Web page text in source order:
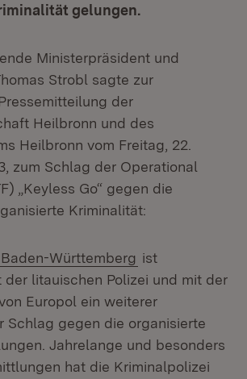
gelungen.
Ministerpräsident und
Strobl sagte zur
der
Heilbronn und des
Heilbronn vom Freitag, 22.
zum Schlag der Operational
„Keyless Go“ gegen die
Kriminalität:
Württemberg (Öffnet in
ist
der litauischen Polizei und mit der
Europol ein weiterer
Schlag gegen die organisierte
Jahrelange und besonders
hat die Kriminalpolizei